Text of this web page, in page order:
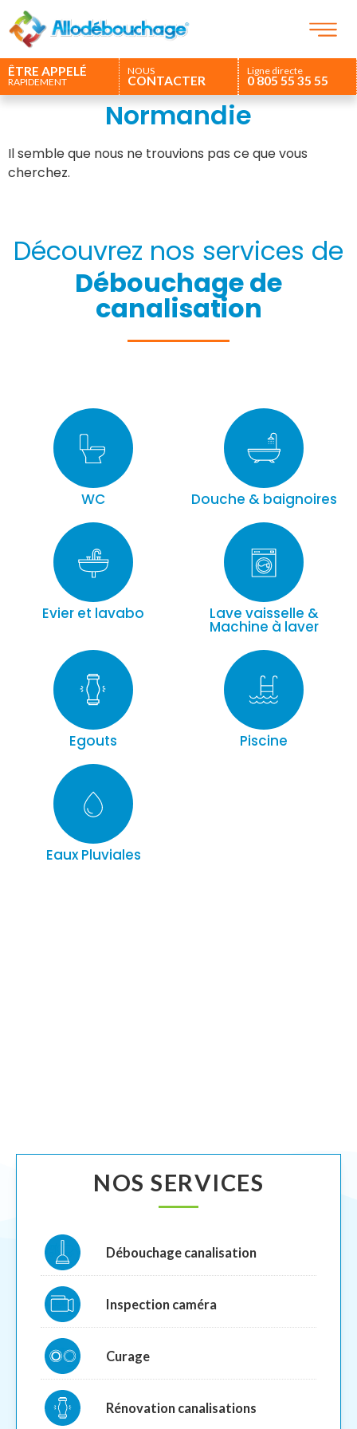
ÊTRE APPELÉ
RAPIDEMENT
NOUS
CONTACTER
Ligne directe
0 805 55 35 55
Normandie
Il semble que nous ne trouvions pas ce que vous
cherchez.
Découvrez nos services de
Débouchage de
canalisation
WC Douche & baignoires
Evier et lavabo Lave vaisselle &
Machine à laver
Egouts Piscine
Eaux Pluviales
NOS SERVICES
Débouchage canalisation
Inspection caméra
Curage
Rénovation canalisations